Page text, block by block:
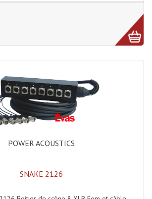
Filtres Actifs, Correcteurs
Parleurs Moteurs Tweeters Filtres
Haut-Parleurs Amplis Guitare
Pavillons Pour Enceinte
POWER ACOUSTICS
SNAKE 2126